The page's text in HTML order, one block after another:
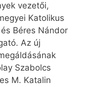
vezetői,
Katolikus
Béres Nándor
Az új
Szabolcs
M. Katalin